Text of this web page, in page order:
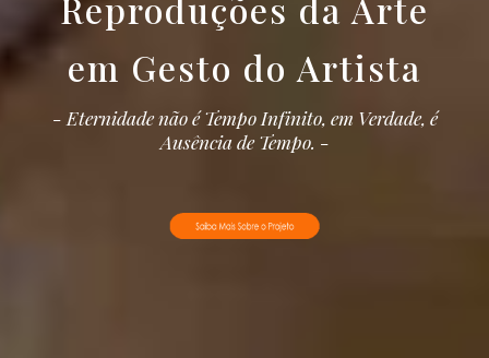
em Gesto do Artista
- Eternidade não é Tempo Infinito, em Verdade, é
Ausência de Tempo. -